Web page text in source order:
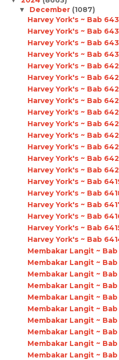
▼ December (1087)
Harvey York's ~ Bab
Harvey York's ~ Bab
Harvey York's ~ Bab
Harvey York's ~ Bab
Harvey York's ~ Bab
Harvey York's ~ Bab
Harvey York's ~ Bab
Harvey York's ~ Bab
Harvey York's ~ Bab
Harvey York's ~ Bab
Harvey York's ~ Bab
Harvey York's ~ Bab
Harvey York's ~ Bab
Harvey York's ~ Bab
Harvey York's ~ Bab
Harvey York's ~ Bab
Harvey York's ~ Bab
Harvey York's ~ Bab
Harvey York's ~ Bab
Harvey York's ~ Bab
Membakar Langit ~ Bab
Membakar Langit ~ Bab
Membakar Langit ~ Bab
Membakar Langit ~ Bab
Membakar Langit ~ Bab
Membakar Langit ~ Bab
Membakar Langit ~ Bab
Membakar Langit ~ Bab
Membakar Langit ~ Bab
Membakar Langit ~ Bab